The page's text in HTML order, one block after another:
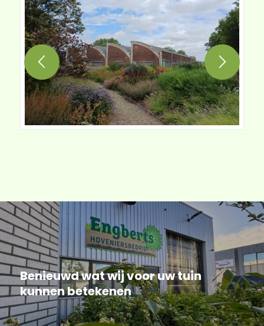
Benieuwd wat wij voor uw tuin
kunnen betekenen